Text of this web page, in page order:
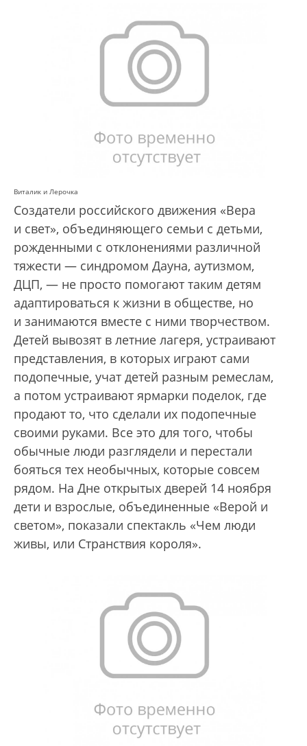
Виталик и Лерочка
Создатели российского движения «Вера
и свет», объединяющего семьи с детьми,
рожденными с отклонениями различной
тяжести — синдромом Дауна, аутизмом,
ДЦП, — не просто помогают таким детям
адаптироваться к жизни в обществе, но
и занимаются вместе с ними творчеством.
Детей вывозят в летние лагеря, устраивают
представления, в которых играют сами
подопечные, учат детей разным ремеслам,
а потом устраивают ярмарки поделок, где
продают то, что сделали их подопечные
своими руками. Все это для того, чтобы
обычные люди разглядели и перестали
бояться тех необычных, которые совсем
рядом. На Дне открытых дверей 14 ноября
дети и взрослые, объединенные «Верой и
светом», показали спектакль «Чем люди
живы, или Странствия короля».